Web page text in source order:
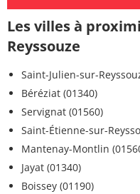
Les villes à
Reyssouze
Saint-Julien-sur-
Béréziat (01340)
Servignat (01560)
Saint-Étienne-sur-
Mantenay-Montlin
Jayat (01340)
Boissey (01190)